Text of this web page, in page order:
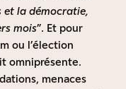
et la démocratie,
mois”. Et pour
ou l’élection
omniprésente.
menaces